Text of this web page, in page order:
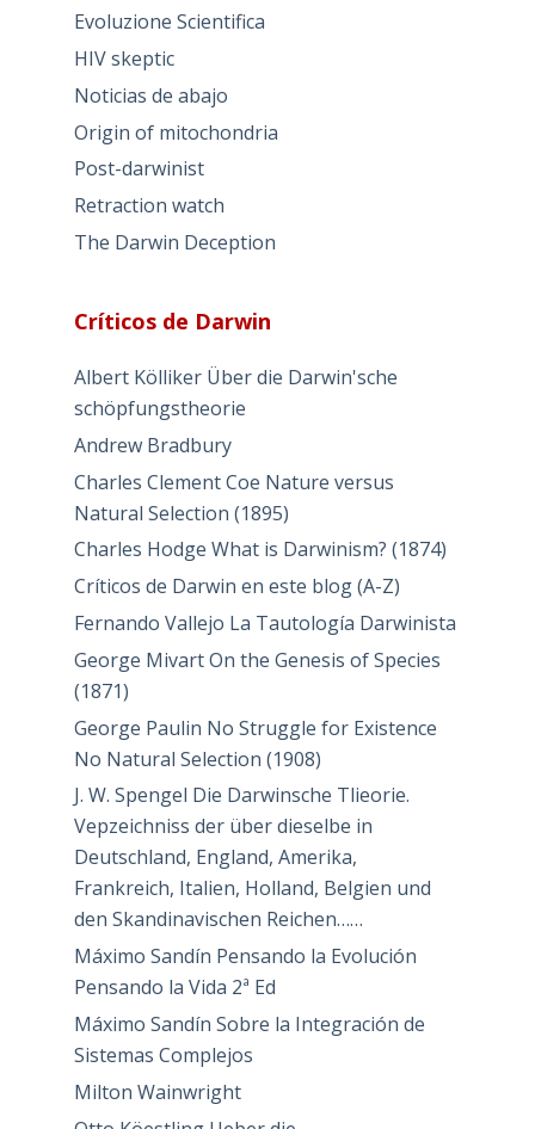
Evoluzione Scientifica
HIV skeptic
Noticias de abajo
Origin of mitochondria
Post-darwinist
Retraction watch
The Darwin Deception
Críticos de Darwin
Albert Kölliker Über die Darwin'sche
schöpfungstheorie
Andrew Bradbury
Charles Clement Coe Nature versus
Natural Selection (1895)
Charles Hodge What is Darwinism? (1874)
Críticos de Darwin en este blog (A-Z)
Fernando Vallejo La Tautología Darwinista
George Mivart On the Genesis of Species
(1871)
George Paulin No Struggle for Existence
No Natural Selection (1908)
J. W. Spengel Die Darwinsche Tlieorie.
Vepzeichniss der über dieselbe in
Deutschland, England, Amerika,
Frankreich, Italien, Holland, Belgien und
den Skandinavischen Reichen……
Máximo Sandín Pensando la Evolución
Pensando la Vida 2ª Ed
Máximo Sandín Sobre la Integración de
Sistemas Complejos
Milton Wainwright